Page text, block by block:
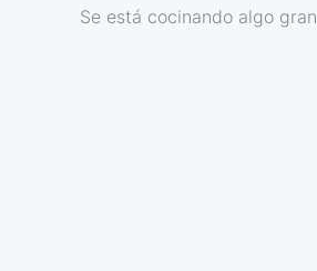
Se está cocinando algo